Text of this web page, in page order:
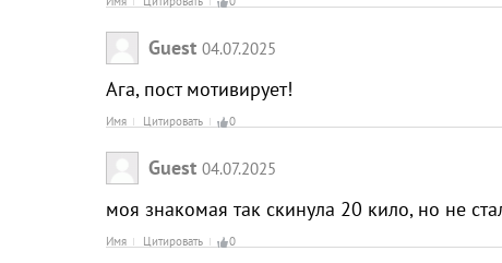
Guest 04.07.2025
Ага, пост мотивирует!
Имя Цитировать 0
Guest 04.07.2025
моя знакомая так скинула 20 кило, но не
Имя Цитировать 0